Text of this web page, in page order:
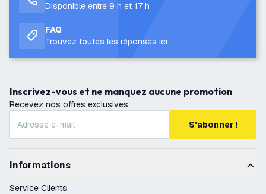
Disponible entre 9 h et 17 h
FAQ
Trouvez toutes les réponses ici
Inscrivez-vous et ne manquez aucune promotion
Recevez nos offres exclusives
S'abonner !
Informations
Service Clients